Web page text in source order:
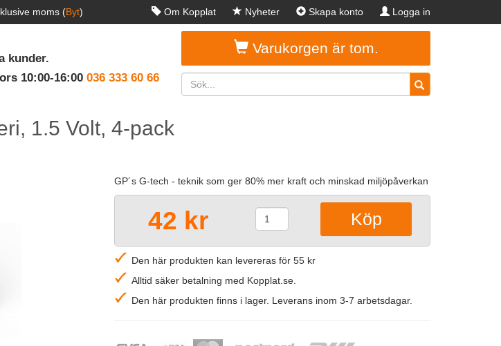
moms (Byt) Om Kopplat Nyheter Skapa konto Logga in
kunder.
10:00-16:00 036 333 60 66
Varukorgen är tom.
1.5 Volt, 4-pack
GP´s G-tech - teknik som ger 80% mer kraft och minskad miljöpåverkan
42 kr
Den här produkten kan levereras för 55 kr
Alltid säker betalning med Kopplat.se.
Den här produkten finns i lager. Leverans inom 3-7 arbetsdagar.